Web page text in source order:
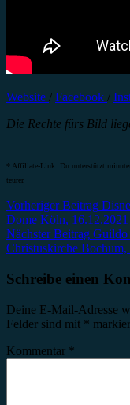
Website / Facebook /
Die Rechte fürs Bild
* Affiliate-Link: Du unterstützt
teurer.
Vorheriger Beitrag
Dome Köln, 16.12.2021
Nächster Beitrag Guildo
Christuskirche Bochum,
Schreibe einen
Deine E-Mail-Adresse
Felder sind mit *
Kommentar *